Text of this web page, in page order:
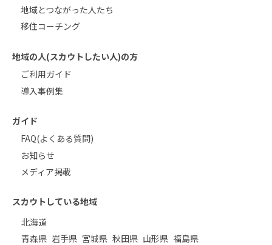
地域とつながった人たち
移住コーチング
地域の人(スカウトしたい人)の方
ご利用ガイド
導入事例集
ガイド
FAQ(よくある質問)
お知らせ
メディア掲載
スカウトしている地域
北海道
青森県 岩手県 宮城県 秋田県 山形県 福島県